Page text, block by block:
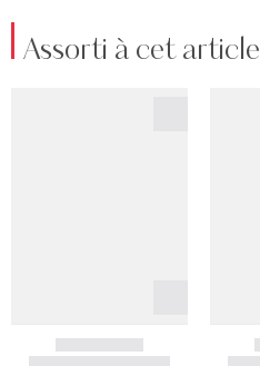
Assorti à cet article